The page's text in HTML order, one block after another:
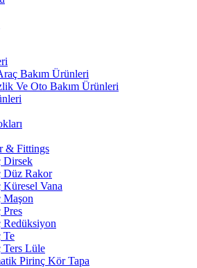
Bakım Ürünleri
Ve Oto Bakım Ürünleri
& Fittings
Dirsek
Düz Rakor
Küresel Vana
Maşon
Redüksiyon
Te
Ters Lüle
Pirinç Kör Tapa